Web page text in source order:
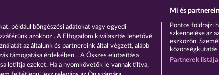
például böngészési adatokat vagy egyedi
azokhoz . A Elfogadom kiválasztás lehetővé
az általunk és partnereink által végzett, alább
támogatása érdekében. . A Összes elutasítása
letiltja ezeket. Ha a nyomkövetők le vannak tiltva,
Mi és
Pontos földrajzi
szkennelése az
eszközön.
Partnerek